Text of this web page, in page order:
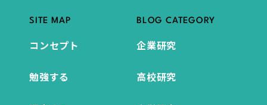
SITE MAP
コンセプト
勉強する
BLOG CATEGORY
企業研究
高校研究